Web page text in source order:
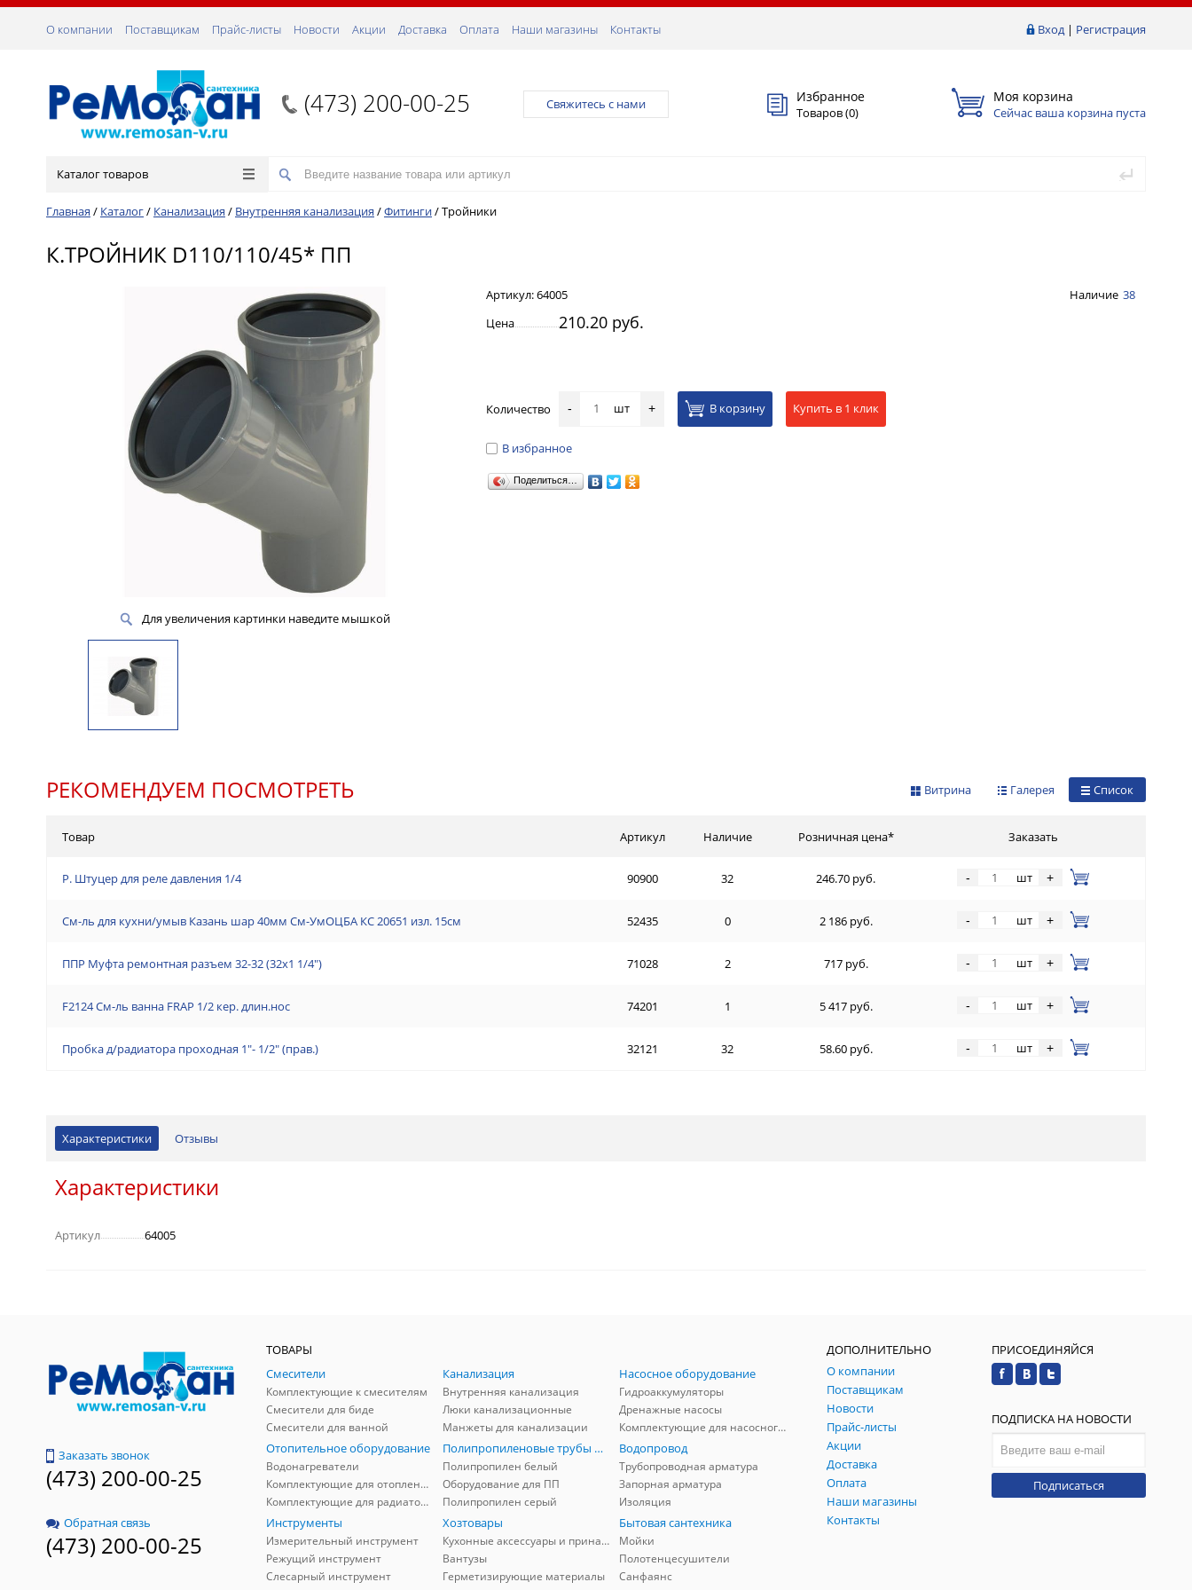
Вход| Регистрация
О компании Поставщикам Прайс-листы Новости Акции Доставка Оплата Наши магазины Контакты
(473) 200-00-25 Свяжитесь с нами Избранное
Товаров (0)
Моя корзина
Сейчас ваша корзина пуста
Каталог товаров
Главная / Каталог/ Канализация / Внутренняя канализация /Фитинги/Тройники
К.ТРОЙНИК D110/110/45* ПП
Для увеличения картинки наведите мышкой
Артикул:64005 Наличие 38
Цена
210.20 руб.
Количество - шт + В корзину Купить в 1 клик
В избранное
Поделиться…
РЕКОМЕНДУЕМ ПОСМОТРЕТЬ Список
Галерея
Витрина
Товар Артикул Наличие Розничная цена* Заказать
Р. Штуцер для реле давления 1/4 90900 32 246.70 руб. - шт +
См-ль для кухни/умыв Казань шар 40мм См-УмОЦБА КС 20651 изл. 15см 52435 0 2 186 руб. - шт +
ППР Муфта ремонтная разъем 32-32 (32х1 1/4") 71028 2 717 руб. - шт +
F2124 См-ль ванна FRAP 1/2 кер. длин.нос 74201 1 5 417 руб. - шт +
Пробка д/радиатора проходная 1"- 1/2" (прав.) 32121 32 58.60 руб. - шт +
Характеристики Отзывы
Характеристики
Артикул 64005
Заказать звонок
(473) 200-00-25
Обратная связь
(473) 200-00-25
ТОВАРЫ
Смесители
Комплектующие к смесителям
Смесители для биде
Смесители для ванной
Канализация
Внутренняя канализация
Люки канализационные
Манжеты для канализации
Насосное оборудование
Гидроаккумуляторы
Дренажные насосы
Комплектующие для насосного оборудования
Отопительное оборудование
Водонагреватели
Комплектующие для отопления
Комплектующие для радиаторов
Полипропиленовые трубы и фитинги
Полипропилен белый
Оборудование для ПП
Полипропилен серый
Водопровод
Трубопроводная арматура
Запорная арматура
Изоляция
Инструменты
Измерительный инструмент
Режущий инструмент
Слесарный инструмент
Хозтовары
Кухонные аксессуары и принадлежности
Вантузы
Герметизирующие материалы
Бытовая сантехника
Мойки
Полотенцесушители
Санфаянс
ДОПОЛНИТЕЛЬНО
О компании
Поставщикам
Новости
Прайс-листы
Акции
Доставка
Оплата
Наши магазины
Контакты
ПРИСОЕДИНЯЙСЯ
ПОДПИСКА НА НОВОСТИ
Подписаться